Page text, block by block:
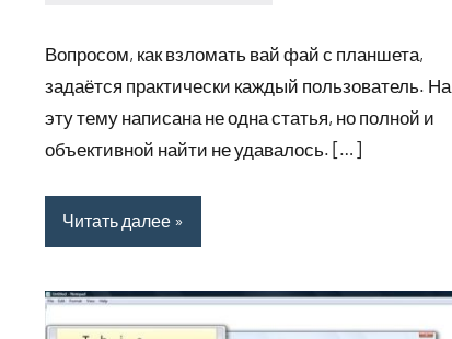
2023
Вопросом, как взломать вай фай с планшета,
задаётся практически каждый пользователь. На
эту тему написана не одна статья, но полной и
объективной найти не удавалось. […]
Читать далее